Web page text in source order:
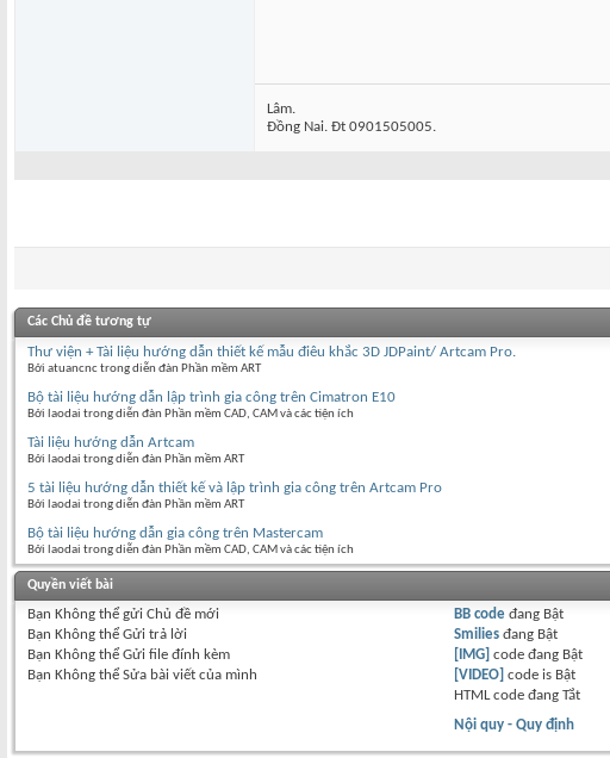
Lâm.
Đồng Nai. Đt 0901505005.
Các Chủ đề tương tự
Thư viện + Tài liệu hướng dẫn thiết kế mẫu điêu khắc 3D JDPaint/ Artcam Pro.
Bởi atuancnc trong diễn đàn Phần mềm ART
Bộ tài liệu hướng dẫn lập trình gia công trên Cimatron E10
Bởi laodai trong diễn đàn Phần mềm CAD, CAM và các tiện ích
Tài liệu hướng dẫn Artcam
Bởi laodai trong diễn đàn Phần mềm ART
5 tài liệu hướng dẫn thiết kế và lập trình gia công trên Artcam Pro
Bởi laodai trong diễn đàn Phần mềm ART
Bộ tài liệu hướng dẫn gia công trên Mastercam
Bởi laodai trong diễn đàn Phần mềm CAD, CAM và các tiện ích
Quyền viết bài
Bạn Không thể gửi Chủ đề mới
Bạn Không thể Gửi trả lời
Bạn Không thể Gửi file đính kèm
Bạn Không thể Sửa bài viết của mình
BB codeđang Bật
Smiliesđang Bật
[IMG] code đang Bật
[VIDEO] code is Bật
HTML code đang Tắt
Nội quy - Quy định